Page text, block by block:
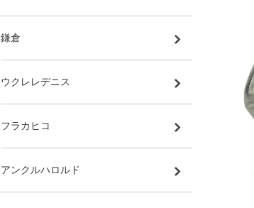
鎌倉
ウクレレデニス
フラカヒコ
アンクルハロルド